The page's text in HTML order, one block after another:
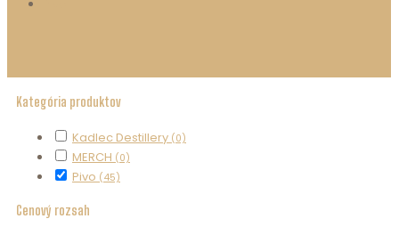
Kategória produktov
Kadlec Destillery (0)
MERCH (0)
Pivo (45)
Cenový rozsah